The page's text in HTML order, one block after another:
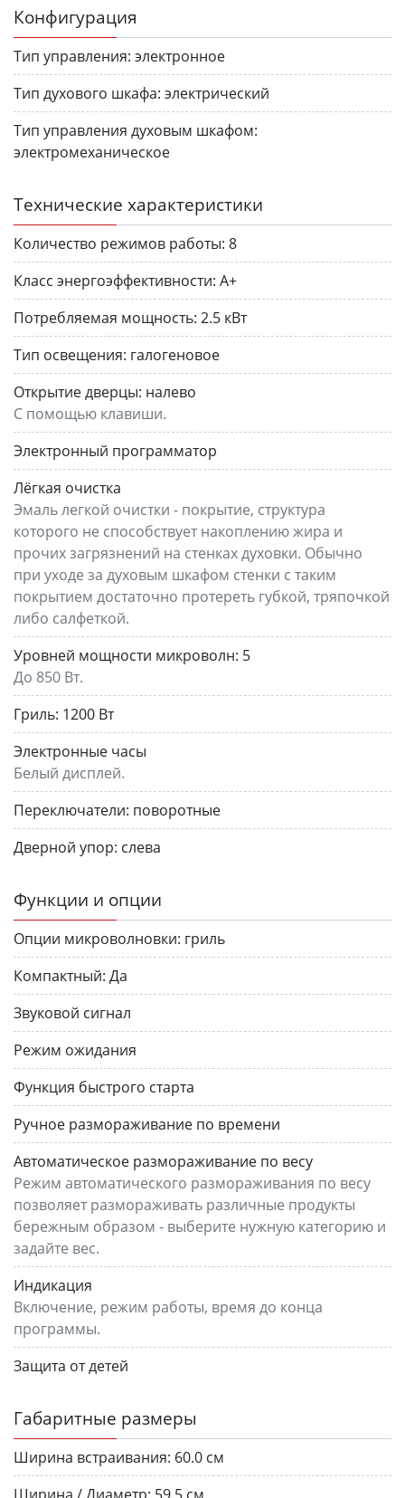
Конфигурация
Тип управления: электронное
Тип духового шкафа: электрический
Тип управления духовым шкафом:
электромеханическое
Технические характеристики
Количество режимов работы: 8
Класс энергоэффективности: A+
Потребляемая мощность: 2.5 кВт
Тип освещения: галогеновое
Открытие дверцы: налево
С помощью клавиши.
Электронный программатор
Лёгкая очистка
Эмаль легкой очистки - покрытие, структура
которого не способствует накоплению жира и
прочих загрязнений на стенках духовки. Обычно
при уходе за духовым шкафом стенки с таким
покрытием достаточно протереть губкой, тряпочкой
либо салфеткой.
Уровней мощности микроволн: 5
До 850 Вт.
Гриль: 1200 Вт
Электронные часы
Белый дисплей.
Переключатели: поворотные
Дверной упор: слева
Функции и опции
Опции микроволновки: гриль
Компактный: Да
Звуковой сигнал
Режим ожидания
Функция быстрого старта
Ручное размораживание по времени
Автоматическое размораживание по весу
Режим автоматического размораживания по весу
позволяет размораживать различные продукты
бережным образом - выберите нужную категорию и
задайте вес.
Индикация
Включение, режим работы, время до конца
программы.
Защита от детей
Габаритные размеры
Ширина встраивания: 60.0 см